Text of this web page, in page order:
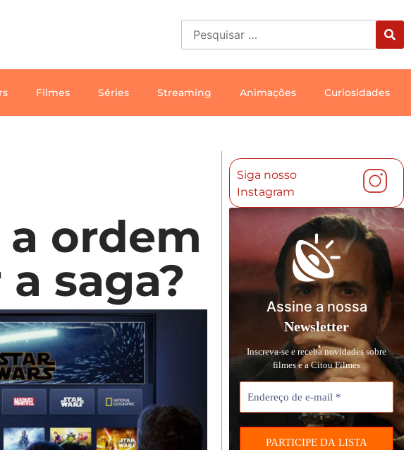
Filmes Séries Streaming Animações Curiosidades
ordem
saga?
Assine a nossa
Newsletter
Inscreva-se e receba novidades sobre
filmes e a Citou Filmes
Siga nosso
Instagram